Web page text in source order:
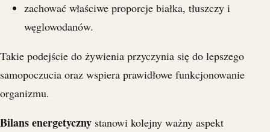
zachować właściwe proporcje białka, tłuszczy i
węglowodanów.
Takie podejście do żywienia przyczynia się do lepszego
samopoczucia oraz wspiera prawidłowe funkcjonowanie
organizmu.
Bilans energetyczny stanowi kolejny ważny aspekt